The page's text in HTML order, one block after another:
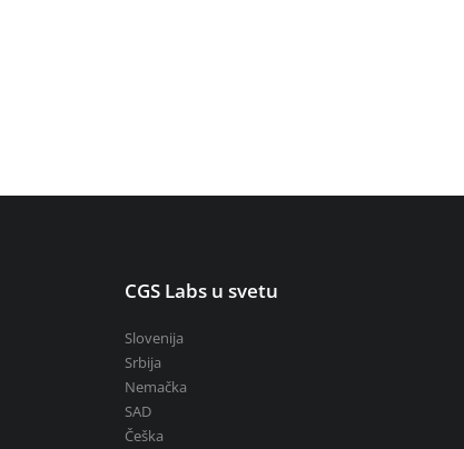
CGS Labs u svetu
Slovenija
Srbija
Nemačka
SAD
Češka